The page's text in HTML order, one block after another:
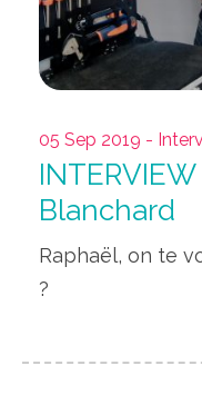
05 Sep 2019 -
Blanchard
Raphaël, on te
?